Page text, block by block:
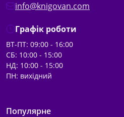
info@knigovan.com
Графік роботи
ВТ-ПТ: 09:00 - 16:00
СБ: 10:00 - 15:00
НД: 10:00 - 15:00
ПН: вихідний
Популярне